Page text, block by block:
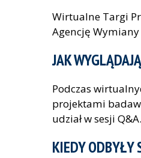
Wirtualne Targi
Agencję
JAK
Podczas
projektami
udział w sesji Q&A.
KIEDY ODBYŁY